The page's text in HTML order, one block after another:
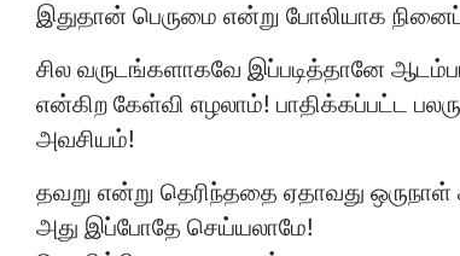
இதுதான் பெருமை என்று போலியாக
சில வருடங்களாகவே இப்படித்தானே
என்கிற கேள்வி எழலாம்! பாதிக்கப்பட்ட
அவசியம்!
தவறு என்று தெரிந்ததை ஏதாவது
அது இப்போதே செய்யலாமே!